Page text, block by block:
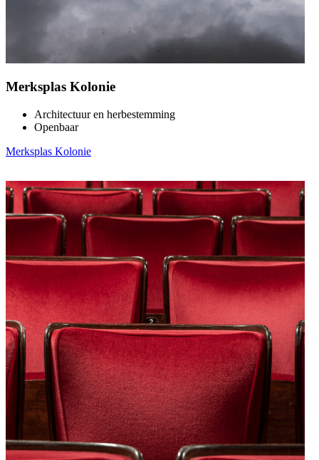
Merksplas Kolonie
Architectuur en herbestemming
Openbaar
Merksplas Kolonie